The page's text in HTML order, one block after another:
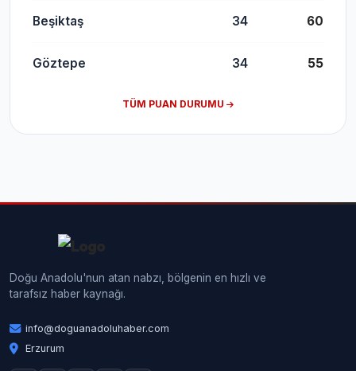
Beşiktaş 34 60
Göztepe 34 55
TÜM PUAN DURUMU
Doğu Anadolu'nun atan nabzı, bölgenin en hızlı ve
tarafsız haber kaynağı.
info@doguanadoluhaber.com
Erzurum